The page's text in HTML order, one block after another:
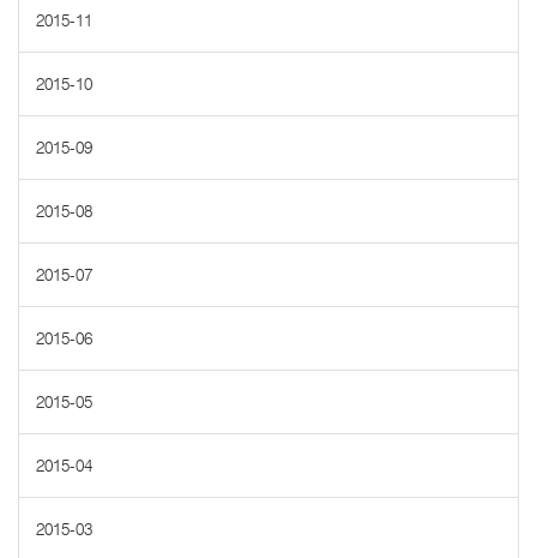
2015-11
2015-10
2015-09
2015-08
2015-07
2015-06
2015-05
2015-04
2015-03